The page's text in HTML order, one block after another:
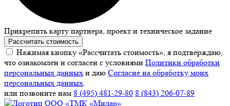
Прикрепить карту партнера, проект и техническое задание
Рассчитать стоимость
Нажимая кнопку «Рассчитать стоимость», я подтверждаю,
что ознакомлен и согласен с условиями Политики обработки
персональных данных и даю Согласие на обработку моих
персональных данных.
или позвоните нам 8 (495) 481-29-80 8 (843) 206-07-89